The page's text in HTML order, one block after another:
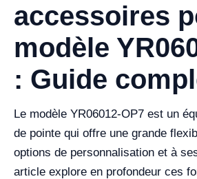
accessoires
modèle
: Guide
Le modèle YR06012-OP7 est un
de pointe qui offre une grande
options de personnalisation et à
article explore en profondeur ces